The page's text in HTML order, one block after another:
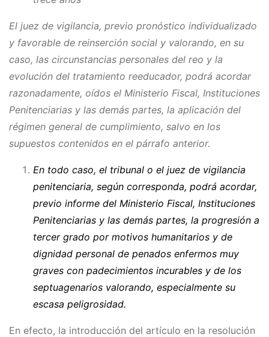
El juez de vigilancia, previo pronóstico individualizado
y favorable de reinserción social y valorando, en su
caso, las circunstancias personales del reo y la
evolución del tratamiento reeducador, podrá acordar
razonadamente, oídos el Ministerio Fiscal, Instituciones
Penitenciarias y las demás partes, la aplicación del
régimen general de cumplimiento, salvo en los
supuestos contenidos en el párrafo anterior.
En todo caso, el tribunal o el juez de vigilancia
penitenciaria, según corresponda, podrá acordar,
previo informe del Ministerio Fiscal, Instituciones
Penitenciarias y las demás partes, la progresión a
tercer grado por motivos humanitarios y de
dignidad personal de penados enfermos muy
graves con padecimientos incurables y de los
septuagenarios valorando, especialmente su
escasa peligrosidad.
En efecto, la introducción del artículo en la resolución